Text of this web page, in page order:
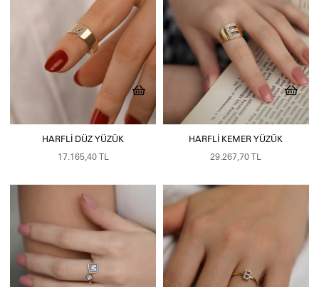
HARFLI DÜZ YÜZÜK
17.165,40 TL
HARFLI KEMER YÜZÜK
29.267,70 TL